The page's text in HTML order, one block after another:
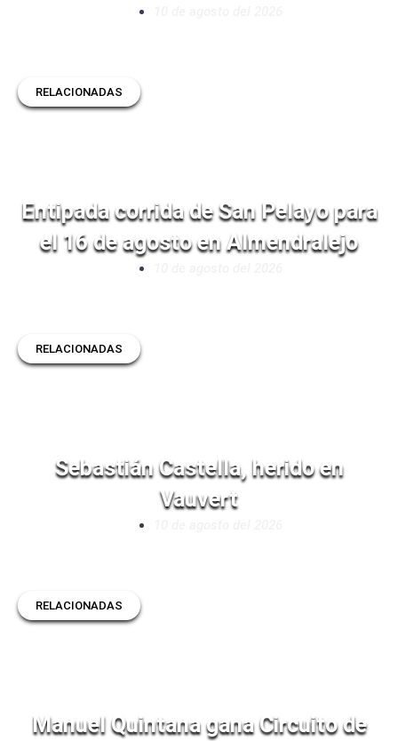
RELACIONADAS
Entipada corrida de San Pelayo para
el 16 de agosto en Almendralejo
RELACIONADAS
Sebastián Castella, herido en
Vauvert
RELACIONADAS
Manuel Quintana gana Circuito de